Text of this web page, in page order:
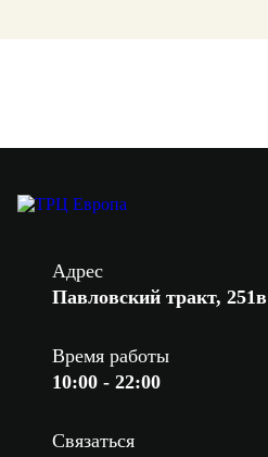
Адрес
Павловский тракт, 251в
Время работы
10:00 - 22:00
Связаться